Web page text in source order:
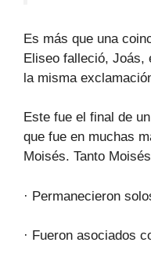
Es más que una
Eliseo falleció, Joás,
la misma
Este fue el final de
que fue en muchas
Moisés. Tanto
· Permanecieron
· Fueron asociados